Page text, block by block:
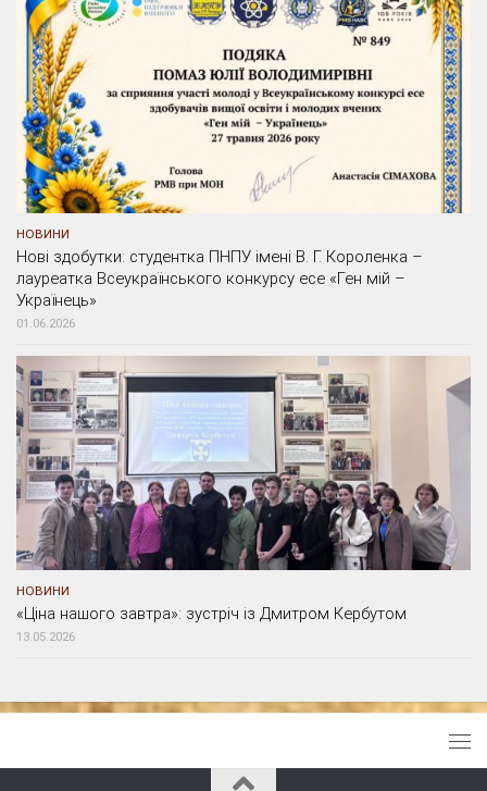
НОВИНИ
Нові здобутки: студентка ПНПУ імені В. Г. Короленка –
лауреатка Всеукраїнського конкурсу есе «Ген мій –
Українець»
01.06.2026
НОВИНИ
«Ціна нашого завтра»: зустріч із Дмитром Кербутом
13.05.2026